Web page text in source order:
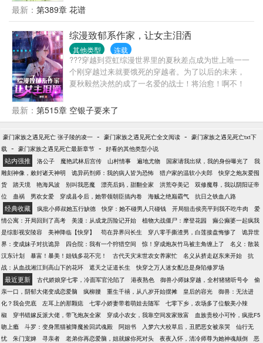
没想到被自己那个震慑修仙界的恐怖师侄缠上了。整
应拭雪在谢鹜的庇护下将一身病气彻底洗掉。同时谢
鹜也听到了自家小师叔的心声：忘本前：忘本后：
时，“二狗子，你爹考试状元啦，你要当官二代啦！”当
他终于考上了状元，准备打马游街时，“二狗子，你爹
当上首辅啦，最强靠山就是他！”二狗子：到底谁才是
科举文男主啊！本文又名无cp无cp(男主和他爹都无cp
救命这是女频文啦，不会开后宫，也没有娶公主)
最新： 第389章 花谱
综漫致郁系作家，让女主泪洒
其他类型 连载
???穿越到霓虹综漫世界里的夏秋差点成为世上唯一一
个刚穿越过来就要饿死的穿越者。为了以后的未来，
夏秋毅然决然的成了一名爱的战士！将治愈！啊不！
一个两个哭红了眼睛让他赔偿，哪能怎么办嘛？以身
相许了！多女主！等等。
最新： 第515章 空银子要来了
豪门家族之遇见死亡 张子陵的凌一 - 豪门家族之遇见死亡全文阅读 - 豪门家族之遇见死亡txt下
载 - 豪门家族之遇见死亡最新章节 - 好看的其他类型小说
站内强推 洛公子 魔艳武林后宫传 山村情事 遍地尤物 国家请我出狱，我的身份曝光了
我
雕刻神像，敕封诸天神明
诡异药剂师：我的病人皆为恐怖 猎户家的温软小夫郎
快穿之炮灰爱囤
货
踏天境 艳海风波 别叫我恶魔 漂亮后妈，甜翻全家 洪荒夺美记
双修魔尊，我以阴阳证帝
位
蛊祸 男欢女爱 穿成县令后，她带领朝臣搞内卷 海贼之绝巅霸气 抗日之铁血八路
经典收藏 疯批小师叔她五行缺德 快穿：她不碰男人只碰钱 开局狙击侯亮平到我不吃牛肉
爱
情公寓：开局回到了高考
美漫：从成龙历险记开始 植物大战僵尸：摩登花园
癫公癫婆一起疯我
是综影视安陵容
美神降临【快穿】 苟在异界问长生 穿八零手撕渣男，白莲接盘悔惨了
诡异世
界：变成妹子对抗诡异
四合院：我有一个狩猎空间 惊！穿成炮灰竹马被主角缠上了
名义：散装
汉东计划
暴富！暴美！姐钱多花不完！ 古代天灾末世农女养家忙 名义从挤走赵东来开始
抗
战：从血战湘江到高山下的花环
遮天之证道长生 快穿之万人迷女配总是身陷修罗场
最近更新 古代娇娘穿七零，冷面军官沦陷了 港夜熟色 御兽小师妹穿越，全村猪猪听号令
偷
亲一口，阴郁大佬变成恋爱脑
疯柳腰 重生千禧，从八岁开始摆摊 皇后的容光
御兽：无法进
化？我会兜底
左耳上的那颗痣 七零小娇妻带着萌娃去随军
七零下乡，农场多了位貌美小辣
椒
穿书错嫁反派大佬，带飞炮灰全家 穿成小农女，我靠空间发家致富
血族贵校小可怜，疯批F5
吻上瘾
斗罗：变身黑猫被降魔捡回武魂殿 阿姐书 入梦六大校草后，丑肥恶女被亲哭
仙行无
忧
朱门宠婢 寻亲者 老弟你再恋爱脑，姐就嫁你死对头 夜夜入怀，清冷师尊为她神魂颠倒
恶